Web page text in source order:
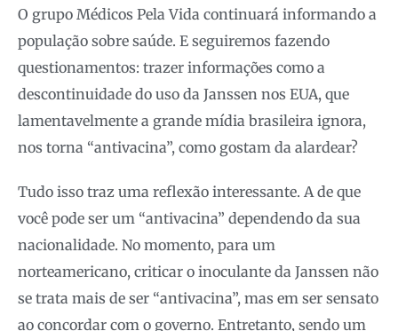
O grupo Médicos Pela Vida continuará informando a
população sobre saúde. E seguiremos fazendo
questionamentos: trazer informações como a
descontinuidade do uso da Janssen nos EUA, que
lamentavelmente a grande mídia brasileira ignora,
nos torna “antivacina”, como gostam da alardear?
Tudo isso traz uma reflexão interessante. A de que
você pode ser um “antivacina” dependendo da sua
nacionalidade. No momento, para um
norteamericano, criticar o inoculante da Janssen não
se trata mais de ser “antivacina”, mas em ser sensato
ao concordar com o governo. Entretanto, sendo um